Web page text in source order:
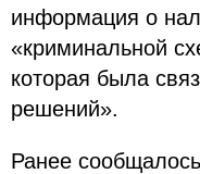
информация о
«криминальной
которая была
решений».
Ранее